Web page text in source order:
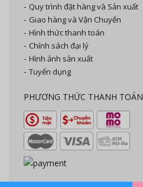
Quy trình đặt hàng và Sản xuất
Giao hàng và Vận Chuyển
Hình thức thanh toán
Chính sách đại lý
Hình ảnh sản xuất
Tuyển dụng
PHƯƠNG THỨC THANH TOÁN